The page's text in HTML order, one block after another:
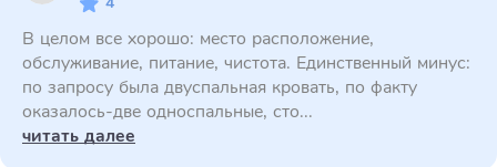
В целом все хорошо: место расположение,
обслуживание, питание, чистота. Единственный минус:
по запросу была двуспальная кровать, по факту
оказалось-две односпальные, сто...
читать далее